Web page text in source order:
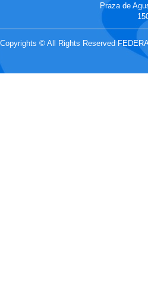
Praza de
Copyrights © All Rights Reserved